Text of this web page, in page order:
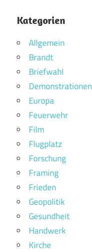
Kategorien
Allgemein
Brandt
Briefwahl
Demonstrationen
Europa
Feuerwehr
Film
Flugplatz
Forschung
Framing
Frieden
Geopolitik
Gesundheit
Handwerk
Kirche